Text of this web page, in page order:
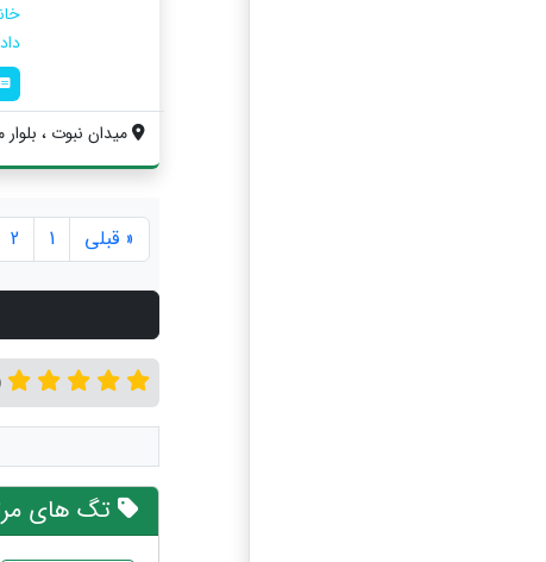
میدان نبوت ،
« قبلی 1
2
تگ های